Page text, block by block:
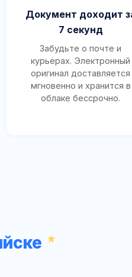
Документ доходит
7 секунд
Забудьте о почте и
курьерах. Электронный
оригинал доставляется
мгновенно и хранится в
облаке бессрочно.